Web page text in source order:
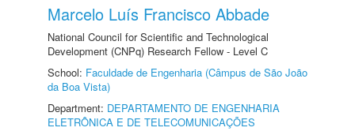
Marcelo Luís Francisco Abbade
National Council for Scientific and Technological
Development (CNPq) Research Fellow - Level C
School: Faculdade de Engenharia (Câmpus de São João
da Boa Vista)
Department: DEPARTAMENTO DE ENGENHARIA
ELETRÔNICA E DE TELECOMUNICAÇÕES